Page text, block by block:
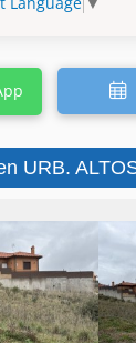
URB.